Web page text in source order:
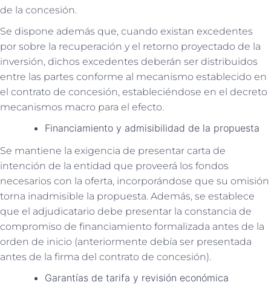
de la concesión.
Se dispone además que, cuando existan excedentes
por sobre la recuperación y el retorno proyectado de la
inversión, dichos excedentes deberán ser distribuidos
entre las partes conforme al mecanismo establecido en
el contrato de concesión, estableciéndose en el decreto
mecanismos macro para el efecto.
Financiamiento y admisibilidad de la propuesta
Se mantiene la exigencia de presentar carta de
intención de la entidad que proveerá los fondos
necesarios con la oferta, incorporándose que su omisión
torna inadmisible la propuesta. Además, se establece
que el adjudicatario debe presentar la constancia de
compromiso de financiamiento formalizada antes de la
orden de inicio (anteriormente debía ser presentada
antes de la firma del contrato de concesión).
Garantías de tarifa y revisión económica